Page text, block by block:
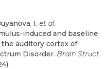
I. et al.
induced and baseline
auditory cortex of
Disorder. Brain Struct